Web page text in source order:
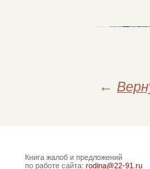
←
Книга жалоб и предложений
по работе сайта: rodina@22-91.ru